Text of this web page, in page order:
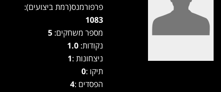
פרפורמנס(רמת ביצועים):
1083
מספר משחקים:
נקודות: 1.0
ניצחונות :1
תיקו :0
הפסדים :4